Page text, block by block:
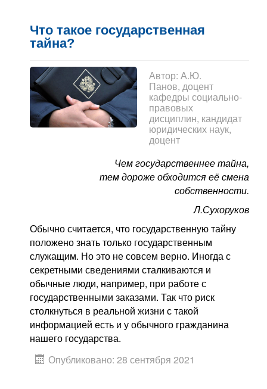
Что такое государственная
тайна?
Автор: А.Ю.
Панов, доцент
кафедры социально-
правовых
дисциплин, кандидат
юридических наук,
доцент
Чем государственнее тайна,
тем дороже обходится её смена
собственности.
Л.Сухоруков
Обычно считается, что государственную тайну
положено знать только государственным
служащим. Но это не совсем верно. Иногда с
секретными сведениями сталкиваются и
обычные люди, например, при работе с
государственными заказами. Так что риск
столкнуться в реальной жизни с такой
информацией есть и у обычного гражданина
нашего государства.
Опубликовано: 28 сентября 2021